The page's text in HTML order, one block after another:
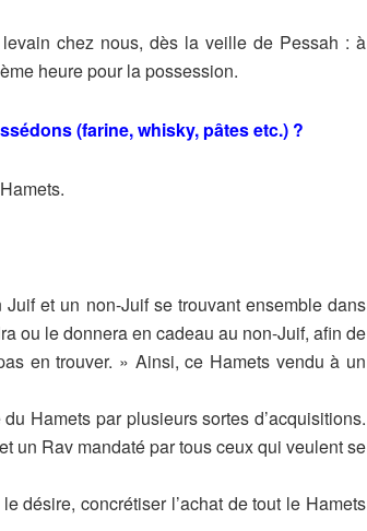
chez nous, dès la veille de Pessah : à
heure pour la possession.
(farine, whisky, pâtes etc.) ?
Juif et un non-Juif se trouvant ensemble dans
ou le donnera en cadeau au non-Juif, afinde
entrouver. » Ainsi, ce Hamets vendu à un
Hamets par plusieurs sortes d’acquisitions.
un Rav mandaté par tous ceux qui veulent se
le désire,concrétiser l’achat de tout le Hamets